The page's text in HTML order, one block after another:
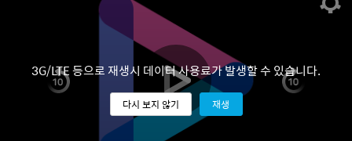
3G/LTE 등으로 재생시 데이터 사용료가 발생할 수 있습니다.
다시 보지 않기 재생